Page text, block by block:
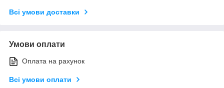
Всі умови доставки
Умови оплати
Оплата на рахунок
Всі умови оплати